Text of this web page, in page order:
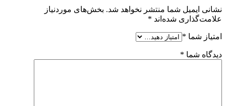
نشانی ایمیل شما منتشر نخواهد شد. بخش‌های موردنیاز
علامت‌گذاری شده‌اند *
امتیاز شما *
دیدگاه شما *